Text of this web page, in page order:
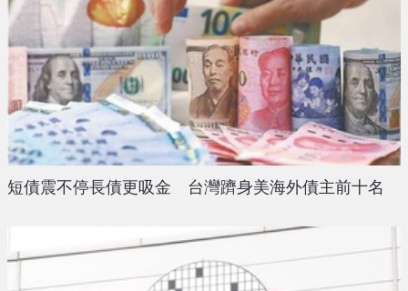
短債震不停長債更吸金 台灣躋身美海外債主前十名